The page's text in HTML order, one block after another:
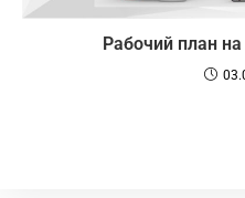
Рабочий план